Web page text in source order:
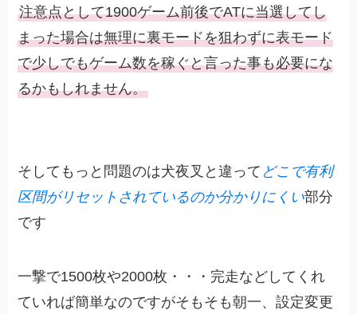
注意点として1900ゲーム前後でATに当選してし
まった場合は無理に裏モードを狙わずに表モード
で少しでもゲーム数を稼ぐと言った事も必要にな
るかもしれません。
そしてもっと問題のは犬夜叉と違って どこで有利
区間がリセットされているのか分かりにくい部分
です
一撃で1500枚や2000枚・・・完走などしてくれ
ていれば簡単なのですがそもそも朝一、設定変更